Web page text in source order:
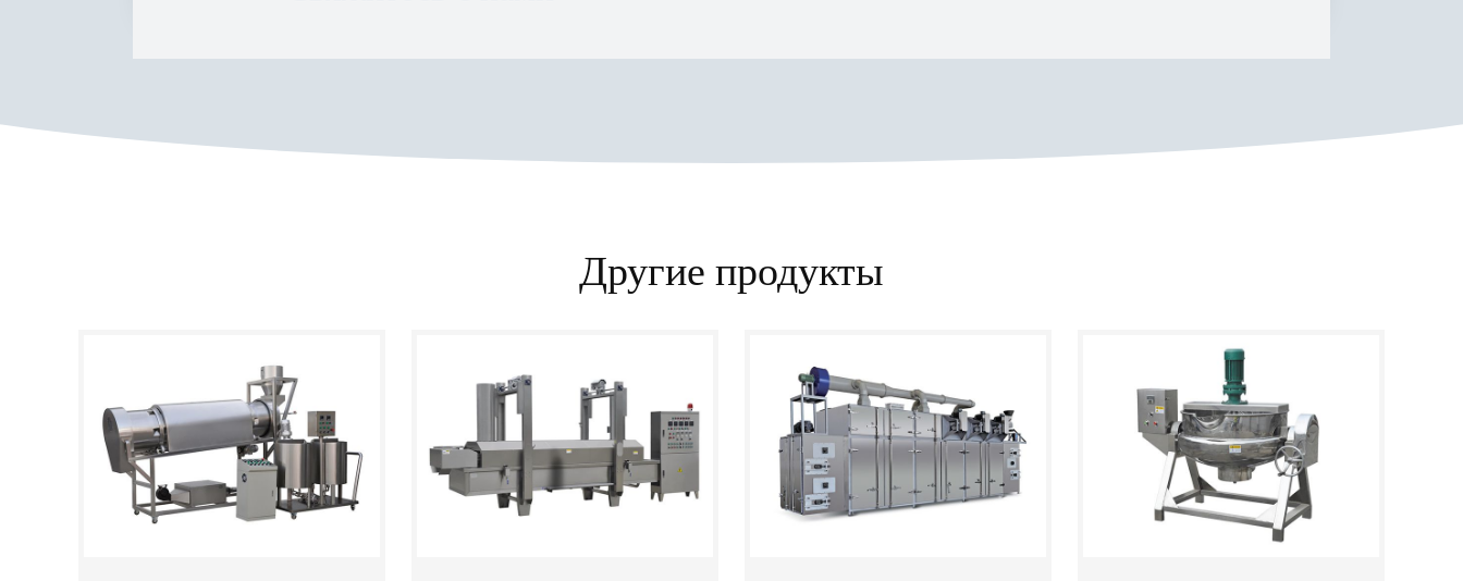
Другие продукты